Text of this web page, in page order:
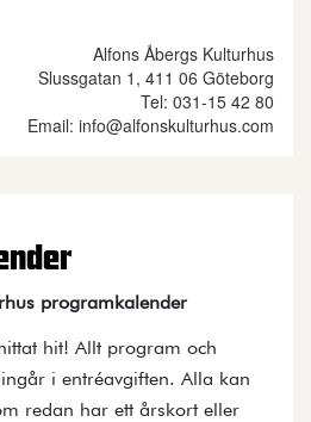
Alfons Åbergs Kulturhus
Slussgatan 1, 411 06 Göteborg
Tel: 031-15 42 80
Email: info@alfonskulturhus.com
programkalender
hit! Allt program och
i entréavgiften. Alla kan
redan har ett årskort eller